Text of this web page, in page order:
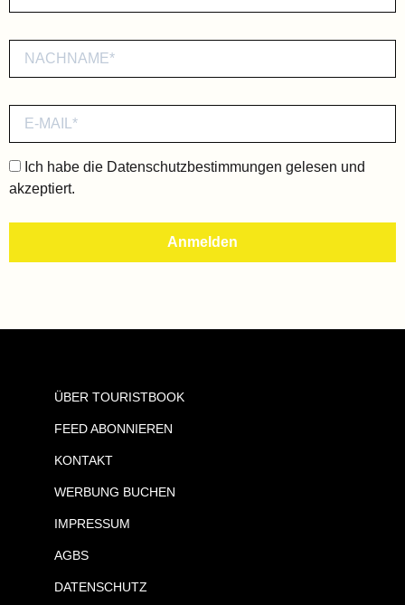
Ich habe die Datenschutzbestimmungen gelesen und
akzeptiert.
ÜBER TOURISTBOOK
FEED ABONNIEREN
KONTAKT
WERBUNG BUCHEN
IMPRESSUM
AGBS
DATENSCHUTZ